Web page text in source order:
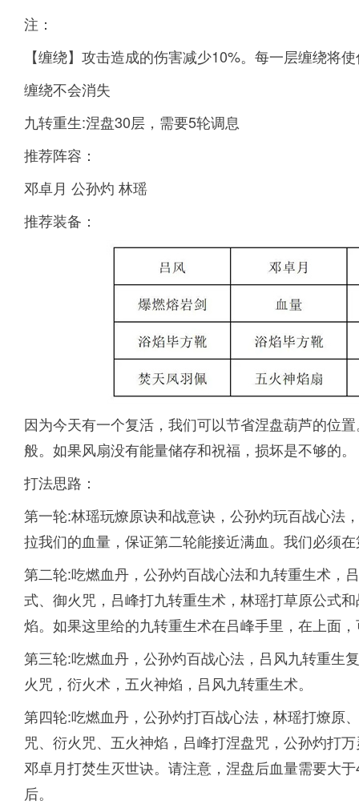
注：
【缠绕】攻击造成的伤害减少10%。每一层缠绕将
缠绕不会消失
九转重生:涅盘30层，需要5轮调息
推荐阵容：
邓卓月 公孙灼 林瑶
推荐装备：
因为今天有一个复活，我们可以节省涅盘葫芦的位
般。如果风扇没有能量储存和祝福，损坏是不够的。
打法思路：
第一轮:林瑶玩燎原诀和战意诀，公孙灼玩百战心法
拉我们的血量，保证第二轮能接近满血。我们必须
第二轮:吃燃血丹，公孙灼百战心法和九转重生术，
式、御火咒，吕峰打九转重生术，林瑶打草原公式
焰。如果这里给的九转重生术在吕峰手里，在上面
第三轮:吃燃血丹，公孙灼百战心法，吕风九转重生
火咒，衍火术，五火神焰，吕风九转重生术。
第四轮:吃燃血丹，公孙灼打百战心法，林瑶打燎原
咒、衍火咒、五火神焰，吕峰打涅盘咒，公孙灼打
邓卓月打焚生灭世诀。请注意，涅盘后血量需要大
后。